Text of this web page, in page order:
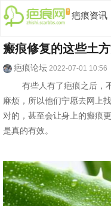
疤痕资讯
瘢痕修复的这些土
疤痕论坛 2022-07-01 10:56
有些人有了疤痕之后，不
麻烦，所以他们宁愿去网上
对的，甚至会让身上的瘢痕
是真的有效。